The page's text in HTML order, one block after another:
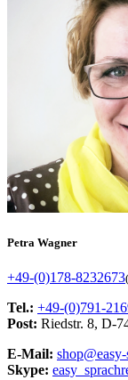
Petra Wagner
+49-(0)178-8232673
Tel.: +49-(0)791-
Post: Riedstr. 8, D-
E-Mail:
Skype: